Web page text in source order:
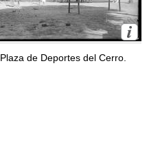
Plaza de Deportes del Cerro.